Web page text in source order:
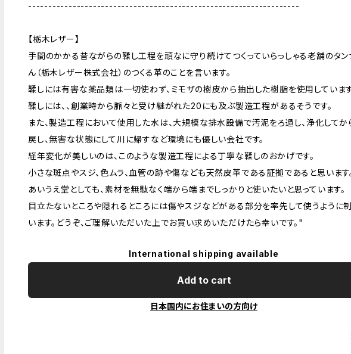
-------------------------------------------------------------------
【栃木レザー】
手間のかかる昔ながらの鞣し工程を頑なに守り続けてつくっていらっしゃる老舗のタン
ん（栃木レザー株式会社）のつくる革のことを言います。
鞣しには有害な薬品類は一切使わず、ミモザの樹皮から抽出した樹脂を使用しています
鞣しには、、創業時から脈々と受け継がれた20にも及ぶ製造工程があるそうです。
また、製造工程において使用した水は、大規模な排水設備で汚泥をろ過し、浄化してか
戻し、無害な状態にして川に帰すなど環境にも優しい会社です。
経年変化が美しいのは、このような製造工程による丁寧な鞣しのおかげです。
小さな斑点やスジ、色ムラ、血管の跡や傷なども天然皮革である証拠であると思います
あいうえ堂としても、素材を無駄なく端から端までしっかりと使いたいと思っています。
目立たないところや隠れるところには傷やスジなどがある部分を率先して使うように
います。どうぞ、ご理解いただいた上でお買い求めいただけたら幸いです。"
International shipping available
Add to cart
日本国内にお住まいの方向け